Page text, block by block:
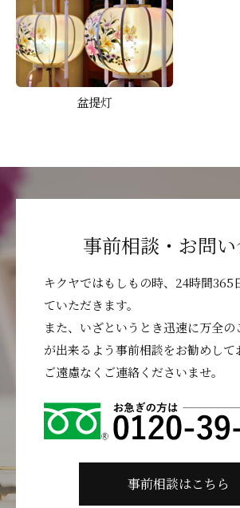
盆提灯
事前相談・お問
キクヤではもしもの時、24時間365
ていただきます。
また、いざというとき迅速に万全の
が出来るよう事前相談をお勧めして
ご遠慮なくご連絡くださいませ。
事前相談はこちら